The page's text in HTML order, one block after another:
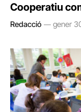
Cooperatiu
Redacció gener